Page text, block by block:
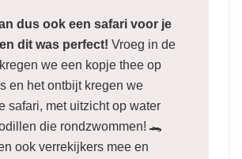
dus ook een safari voor je
dit was perfect! Vroeg in de
we een kopje thee op
en het ontbijt kregen we
safari, met uitzicht op water
die rondzwommen! 🐊
ook verrekijkers mee en